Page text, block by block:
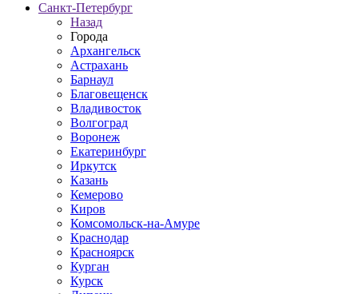
Санкт-Петербург
Назад
Города
Архангельск
Астрахань
Барнаул
Благовещенск
Владивосток
Волгоград
Воронеж
Екатеринбург
Иркутск
Казань
Кемерово
Киров
Комсомольск-на-Амуре
Краснодар
Красноярск
Курган
Курск